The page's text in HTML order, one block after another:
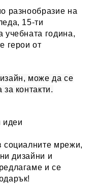
разнообразие на
15-ти
учебната година,
герои от
може да се
контакти.
идеи
социалните мрежи,
дизайни и
и се